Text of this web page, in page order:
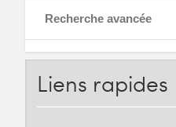
Recherche avancée
Liens rapides